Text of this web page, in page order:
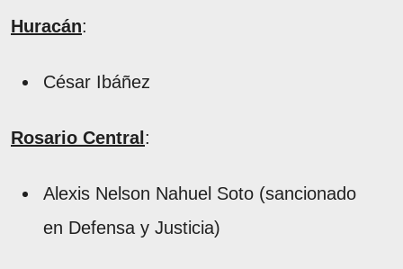
Huracán:
César Ibáñez
Rosario Central :
Alexis Nelson Nahuel Soto (sancionado
en Defensa y Justicia)